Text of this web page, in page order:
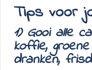
Tips voor
1) Gooi alle
koffie,
dranken,